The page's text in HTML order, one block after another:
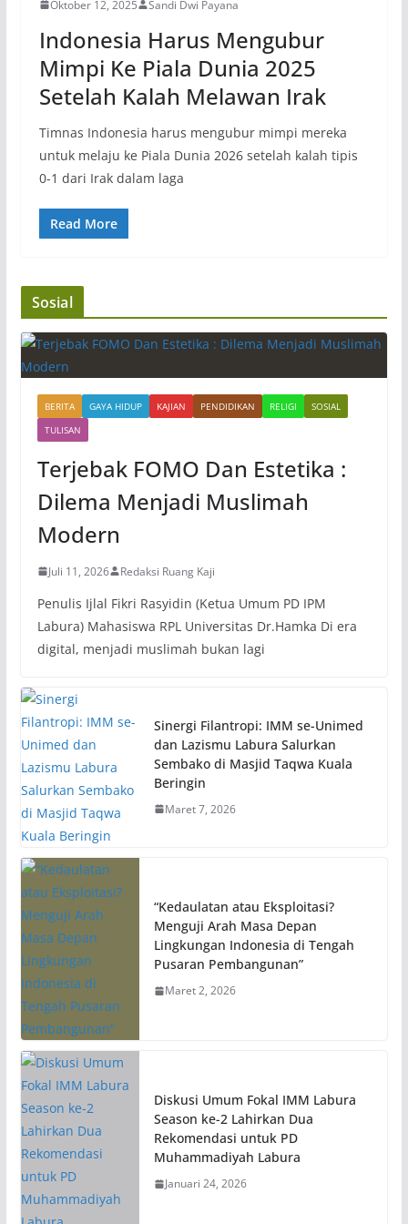
Oktober 12, 2025 Sandi Dwi Payana
Indonesia Harus Mengubur
Mimpi Ke Piala Dunia 2025
Setelah Kalah Melawan Irak
Timnas Indonesia harus mengubur mimpi mereka
untuk melaju ke Piala Dunia 2026 setelah kalah tipis
0-1 dari Irak dalam laga
Read More
Sosial
BERITA GAYA HIDUP KAJIAN PENDIDIKAN RELIGI
SOSIAL
TULISAN
Terjebak FOMO Dan Estetika :
Dilema Menjadi Muslimah
Modern
Juli 11, 2026 Redaksi Ruang Kaji
Penulis Ijlal Fikri Rasyidin (Ketua Umum PD IPM
Labura) Mahasiswa RPL Universitas Dr.Hamka Di era
digital, menjadi muslimah bukan lagi
Sinergi Filantropi: IMM se-Unimed
dan Lazismu Labura Salurkan
Sembako di Masjid Taqwa Kuala
Beringin
Maret 7, 2026
“Kedaulatan atau Eksploitasi?
Menguji Arah Masa Depan
Lingkungan Indonesia di Tengah
Pusaran Pembangunan”
Maret 2, 2026
Diskusi Umum Fokal IMM Labura
Season ke-2 Lahirkan Dua
Rekomendasi untuk PD
Muhammadiyah Labura
Januari 24, 2026